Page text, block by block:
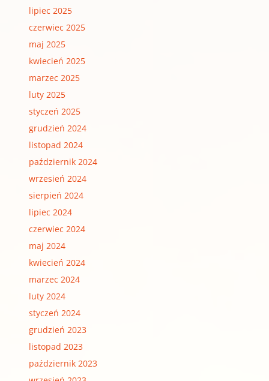
lipiec 2025
czerwiec 2025
maj 2025
kwiecień 2025
marzec 2025
luty 2025
styczeń 2025
grudzień 2024
listopad 2024
październik 2024
wrzesień 2024
sierpień 2024
lipiec 2024
czerwiec 2024
maj 2024
kwiecień 2024
marzec 2024
luty 2024
styczeń 2024
grudzień 2023
listopad 2023
październik 2023